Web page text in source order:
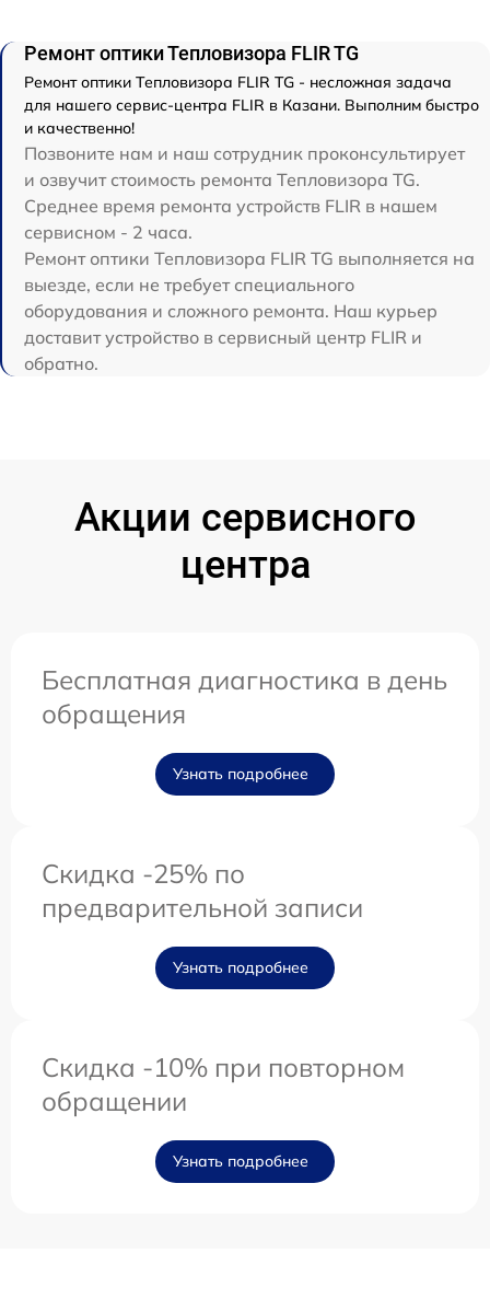
Ремонт оптики Тепловизора FLIR TG
Ремонт оптики Тепловизора FLIR TG - несложная задача
для нашего сервис-центра FLIR в Казани. Выполним быстро
и качественно!
Позвоните нам и наш сотрудник проконсультирует
и озвучит стоимость ремонта Тепловизора TG.
Среднее время ремонта устройств FLIR в нашем
сервисном - 2 часа.
Ремонт оптики Тепловизора FLIR TG выполняется на
выезде, если не требует специального
оборудования и сложного ремонта. Наш курьер
доставит устройство в сервисный центр FLIR и
обратно.
Акции сервисного
центра
Бесплатная диагностика в день
обращения
Узнать подробнее
Скидка -25% по
предварительной записи
Узнать подробнее
Скидка -10% при повторном
обращении
Узнать подробнее